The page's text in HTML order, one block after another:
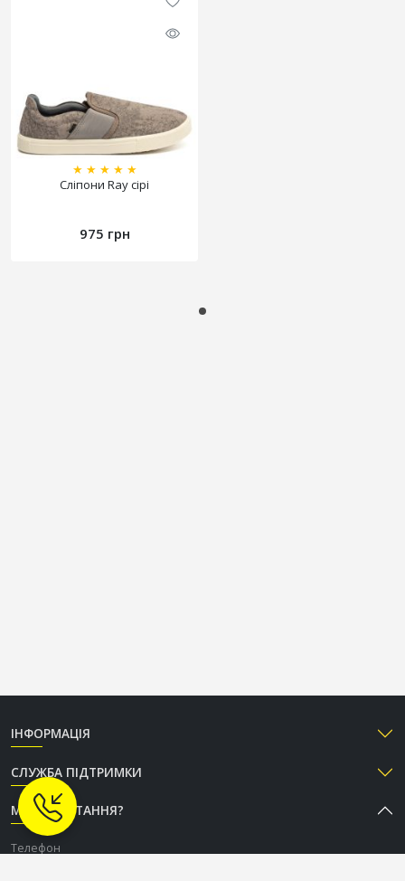
★ ★ ★ ★ ★
Сліпони Ray сірі
975 грн
ІНФОРМАЦІЯ
СЛУЖБА ПІДТРИМКИ
МАЄТЕ ПИТАННЯ?
Телефон